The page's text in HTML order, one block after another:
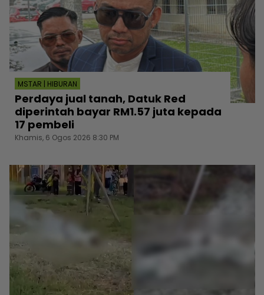
MSTAR | HIBURAN
Perdaya jual tanah, Datuk Red
diperintah bayar RM1.57 juta kepada
17 pembeli
Khamis, 6 Ogos 2026 8:30 PM